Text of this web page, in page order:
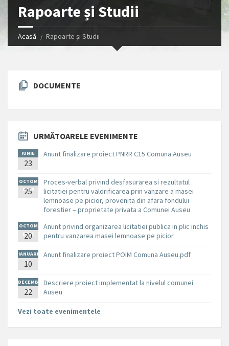
Rapoarte și Studii
Acasă Rapoarte și Studii
DOCUMENTE
URMĂTOARELE EVENIMENTE
IUNIE
23
Anunt finalizare proiect PNRR C15 Comuna Auseu
OCTOM
BRIE
25
Proces-verbal privind desfasurarea si rezultatul
licitatiei pentru valorificarea prin vanzare a masei
lemnoase pe picior, provenita din afara fondului
forestier – proprietate privata a Comunei Auseu
OCTOM
BRIE
20
Anunt privind organizarea licitatiei publica in plic inchis
pentru vanzarea masei lemnoase pe picior
IANUARI
E
10
Anunt finalizare proiect POIM Comuna Auseu.pdf
DECEMB
RIE
22
Descriere proiect implementat la nivelul comunei
Auseu
Vezi toate evenimentele